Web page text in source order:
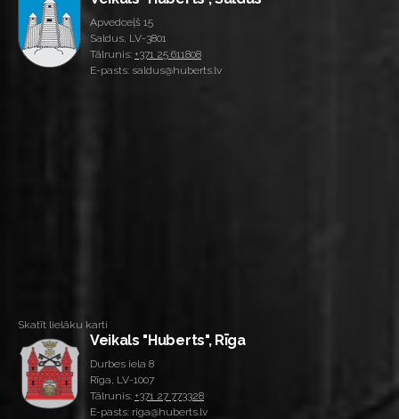
Apvedceļš 15
Saldus, LV-3801
Tālrunis: +371 25 611808
E-pasts: saldus@huberts.lv
Skatīt lielāku karti
Veikals "Huberts", Rīga
Durbes iela 8
Rīga, LV-1007
Tālrunis: +371 27 773328
E-pasts: riga@huberts.lv